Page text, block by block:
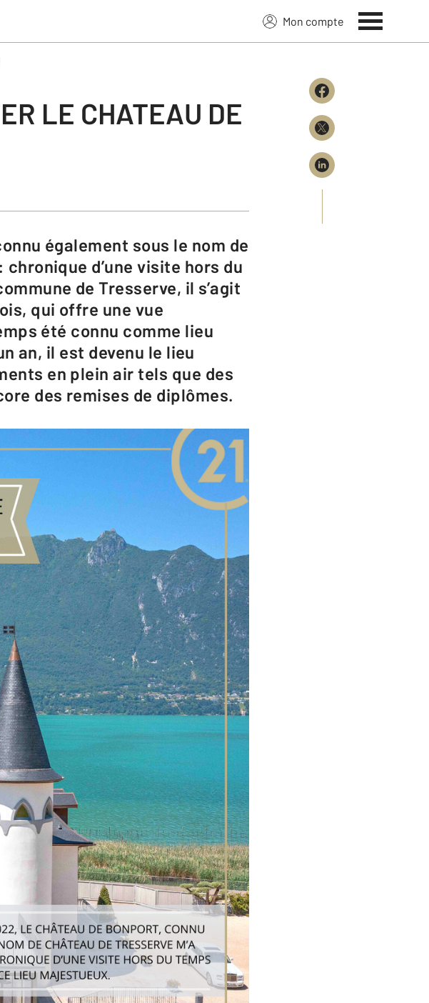
Mon compte
LE CHATEAU DE
d’une visite hors du
de Tresserve, il s’agit
qui offre une vue
été connu comme lieu
an, il est devenu le lieu
en plein air tels que des
des remises de diplômes.